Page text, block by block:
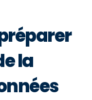
la